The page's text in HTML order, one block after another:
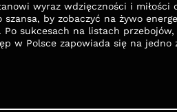
wyraz wdzięczności i
szansa, by zobaczyć na żywo
Po sukcesach na listach
w Polsce zapowiada się na jedno